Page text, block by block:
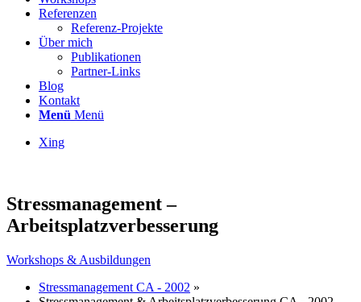
Referenzen
Referenz-Projekte
Über mich
Publikationen
Partner-Links
Blog
Kontakt
Menü Menü
Xing
Stressmanagement –
Arbeitsplatzverbesserung
Workshops & Ausbildungen
Stressmanagement CA - 2002 »